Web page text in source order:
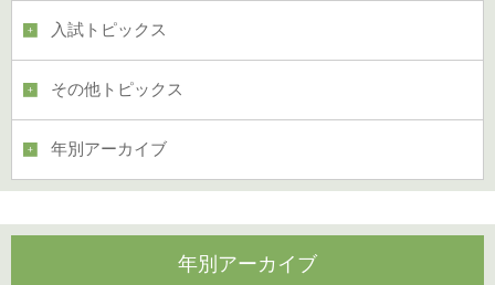
入試トピックス
その他トピックス
年別アーカイブ
年別アーカイブ